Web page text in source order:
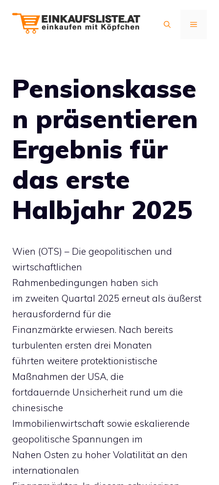
Inhalt
MENÜ
Pensionskasse
n präsentieren
Ergebnis für
das erste
Halbjahr 2025
Wien (OTS) – Die geopolitischen und
wirtschaftlichen
Rahmenbedingungen haben sich
im zweiten Quartal 2025 erneut als äußerst
herausfordernd für die
Finanzmärkte erwiesen. Nach bereits
turbulenten ersten drei Monaten
führten weitere protektionistische
Maßnahmen der USA, die
fortdauernde Unsicherheit rund um die
chinesische
Immobilienwirtschaft sowie eskalierende
geopolitische Spannungen im
Nahen Osten zu hoher Volatilität an den
internationalen